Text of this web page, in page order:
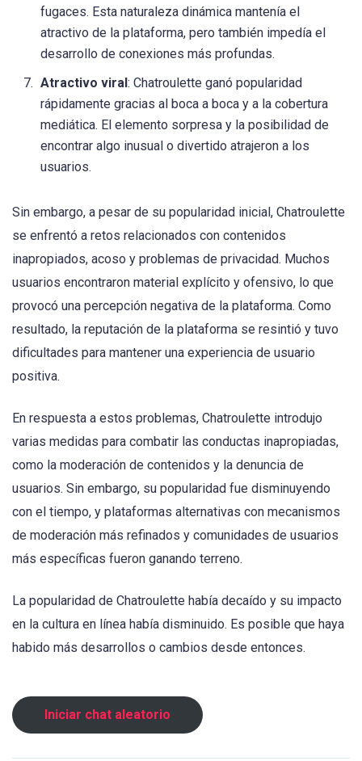
fugaces. Esta naturaleza dinámica mantenía el
atractivo de la plataforma, pero también impedía el
desarrollo de conexiones más profundas.
Atractivo viral: Chatroulette ganó popularidad
rápidamente gracias al boca a boca y a la cobertura
mediática. El elemento sorpresa y la posibilidad de
encontrar algo inusual o divertido atrajeron a los
usuarios.
Sin embargo, a pesar de su popularidad inicial, Chatroulette
se enfrentó a retos relacionados con contenidos
inapropiados, acoso y problemas de privacidad. Muchos
usuarios encontraron material explícito y ofensivo, lo que
provocó una percepción negativa de la plataforma. Como
resultado, la reputación de la plataforma se resintió y tuvo
dificultades para mantener una experiencia de usuario
positiva.
En respuesta a estos problemas, Chatroulette introdujo
varias medidas para combatir las conductas inapropiadas,
como la moderación de contenidos y la denuncia de
usuarios. Sin embargo, su popularidad fue disminuyendo
con el tiempo, y plataformas alternativas con mecanismos
de moderación más refinados y comunidades de usuarios
más específicas fueron ganando terreno.
La popularidad de Chatroulette había decaído y su impacto
en la cultura en línea había disminuido. Es posible que haya
habido más desarrollos o cambios desde entonces.
Iniciar chat aleatorio